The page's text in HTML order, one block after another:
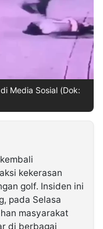
Media Sosial (Dok:
kekerasan
golf. Insiden ini
pada Selasa
masyarakat
di berbagai